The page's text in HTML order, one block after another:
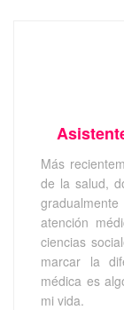
Más
de la salud,
atención
ciencias
marcar la
médica es
mi vida.